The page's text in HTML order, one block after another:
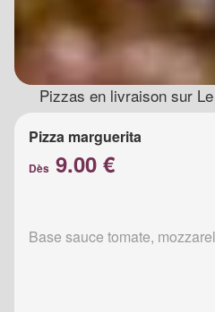
Pizzas en livraison sur
Pizza marguerita
Dès 9.00 €
Base sauce tomate,